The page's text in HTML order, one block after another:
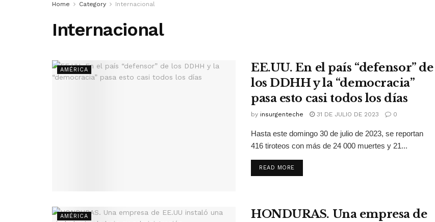
Home Category Internacional
Internacional
AMÉRICA
EE.UU. En el país “defensor” de
los DDHH y la “democracia”
pasa esto casi todos los días
by insurgenteche 31 DE JULIO DE 2023 0
Hasta este domingo 30 de julio de 2023, se reportan
416 tiroteos con más de 24 000 muertes y 21...
READ MORE
AMÉRICA
HONDURAS. Una empresa de